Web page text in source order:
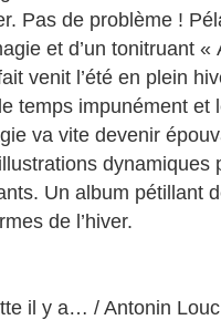
Pas de problème !
et d’un tonitruant
venit l’été en plein
temps impunément et
va vite devenir
Un album pétillant
de l’hiver.
il y a… / Antonin